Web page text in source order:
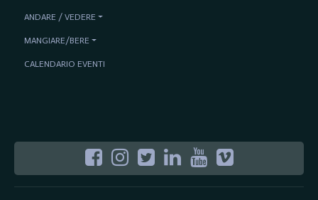
ANDARE / VEDERE
MANGIARE/BERE
CALENDARIO EVENTI